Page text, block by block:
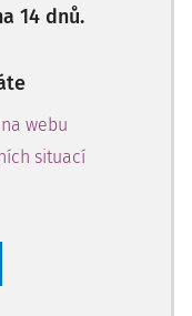
14 dnů.
webu
situací